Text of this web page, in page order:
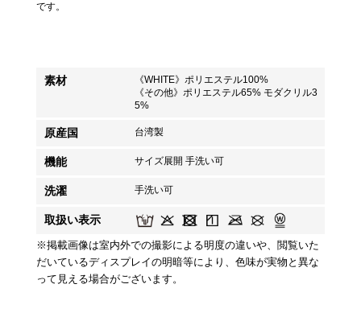
です。
素材
《WHITE》ポリエステル100%
《その他》ポリエステル65% モダクリル3
5%
原産国 台湾製
機能 サイズ展開 手洗い可
洗濯 手洗い可
取扱い表示
※掲載画像は室内外での撮影による明度の違いや、閲覧いた
だいているディスプレイの明暗等により、色味が実物と異な
って見える場合がございます。